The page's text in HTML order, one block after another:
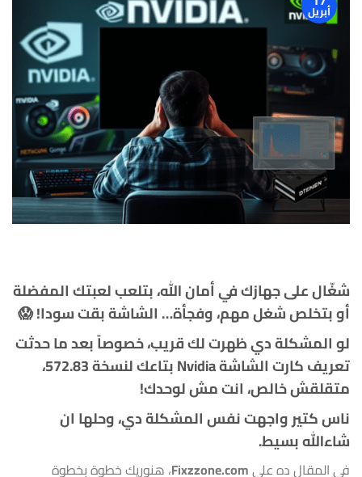
أبريل
شغّال على جهازك في أمان الله، بتلعب لعبتك المفضلة
أو بتخلص شغل مهم، وفجأة… الشاشة بقت سودا! 😱
لو المشكلة دي ظهرت لك قريب، خصوصاً بعد ما حدثت
تعريف كارت الشاشة Nvidia بتاعك لنسخة
572.83،
متقلقش خالص، انت مش لوحدك!
ناس كتير واجهت نفس المشكلة دي، وحلها ان
شاءالله بسيط.
في المقال ده علىFixzzone.com، هنوريك خطوة بخطوة